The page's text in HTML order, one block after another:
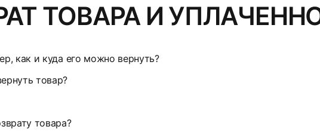
ТОВАРА И
как и куда его можно вернуть?
товар?
товара?